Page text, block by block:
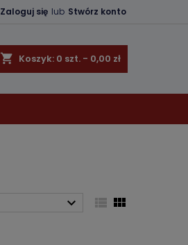
Zaloguj się lub Stwórz konto
shopping_cart Koszyk: 0 szt. - 0,00 zł
  